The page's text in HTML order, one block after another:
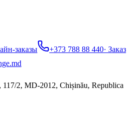
заказы +373 788 88 440· Заказ
117/2, MD-2012, Chișinău, Republica